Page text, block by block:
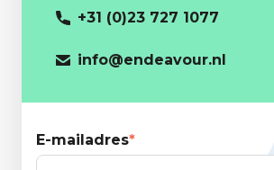
+31 (0)23 727 1077
info@endeavour.nl
E-mailadres*